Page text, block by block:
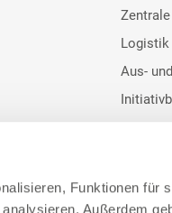
Funktionen für
Außerdem
Zentrale
Logistik
Aus-